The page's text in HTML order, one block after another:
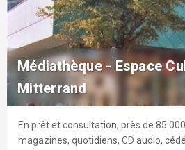
Médiathèque - Espace
Mitterrand
En prêt et consultation, près de 85
magazines, quotidiens, CD audio,